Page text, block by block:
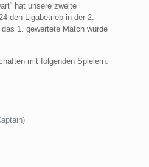
hat unsere zweite
den Ligabetrieb in der 2.
1. gewertete Match wurde
mit folgenden Spielern: